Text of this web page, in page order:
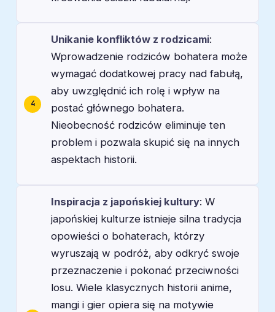
Unikanie konfliktów z rodzicami:
Wprowadzenie rodziców bohatera może
wymagać dodatkowej pracy nad fabułą,
aby uwzględnić ich rolę i wpływ na
postać głównego bohatera.
Nieobecność rodziców eliminuje ten
problem i pozwala skupić się na innych
aspektach historii.
Inspiracja z japońskiej kultury: W
japońskiej kulturze istnieje silna tradycja
opowieści o bohaterach, którzy
wyruszają w podróż, aby odkryć swoje
przeznaczenie i pokonać przeciwności
losu. Wiele klasycznych historii anime,
mangi i gier opiera się na motywie